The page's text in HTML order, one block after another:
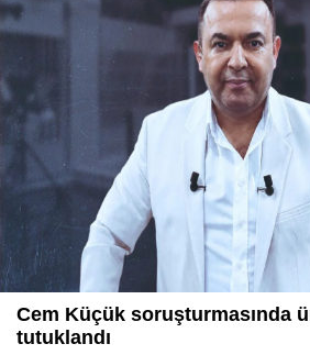
Cem Küçük soruşturmasında
tutuklandı